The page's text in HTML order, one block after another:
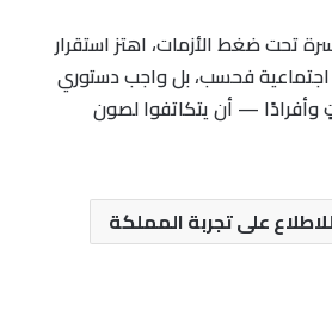
تحت ضغط الأزمات، اهتز استقرار
فحسب، بل واجب دستوري
— أن يتكاتفوا لصون
على تجربة المملكة